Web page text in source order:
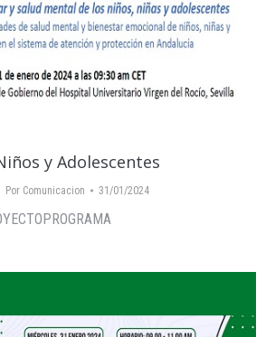
y Adolescentes
Por Comunicacion 31/01/2024